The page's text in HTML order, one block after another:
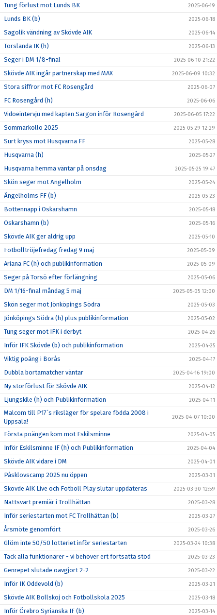
Tung förlust mot Lunds BK 2025-06-19
Lunds BK (b) 2025-06-18
Sagolik vändning av Skövde AIK 2025-06-14
Torslanda IK (h) 2025-06-13
Seger i DM 1/8-final 2025-06-10 21:22
Skövde AIK ingår partnerskap med MAX 2025-06-09 10:32
Stora siffror mot FC Rosengård 2025-06-07
FC Rosengård (h) 2025-06-06
Vidoeintervju med kapten Sargon inför Rosengård 2025-06-05 17:22
Sommarkollo 2025 2025-05-29 12:29
Surt kryss mot Husqvarna FF 2025-05-28
Husqvarna (h) 2025-05-27
Husqvarna hemma väntar på onsdag 2025-05-25 19:47
Skön seger mot Ängelholm 2025-05-24
Ängelholms FF (b) 2025-05-23
Bottennapp i Oskarshamn 2025-05-18
Oskarshamn (b) 2025-05-16
Skövde AIK ger aldrig upp 2025-05-10
Fotbolltröjefredag fredag 9 maj 2025-05-09
Ariana FC (h) och publikinformation 2025-05-09
Seger på Torsö efter förlängning 2025-05-06
DM 1/16-final måndag 5 maj 2025-05-05 12:00
Skön seger mot Jönköpings Södra 2025-05-03
Jönköpings Södra (h) plus publikinformation 2025-05-02
Tung seger mot IFK i derbyt 2025-04-26
Inför IFK Skövde (b) och publikinformation 2025-04-25
Viktig poäng i Borås 2025-04-17
Dubbla bortamatcher väntar 2025-04-16 19:00
Ny storförlust för Skövde AIK 2025-04-12
Ljungskile (h) och Publikinformation 2025-04-11
Malcom till P17´s riksläger för spelare födda 2008 i
Uppsala!
2025-04-07 10:00
Första poängen kom mot Eskilsminne 2025-04-05
Inför Eskilsminne IF (h) och Publikinformation 2025-04-04
Skövde AIK vidare i DM 2025-04-01
Påsklovscamp 2025 nu öppen 2025-03-31
Skövde AIK Live och Fotboll Play slutar uppdateras 2025-03-30 12:59
Nattsvart premiär i Trollhättan 2025-03-28
Inför seriestarten mot FC Trollhättan (b) 2025-03-27
Årsmöte genomfört 2025-03-26
Glöm inte 50/50 lotteriet inför seriestarten 2025-03-24 10:38
Tack alla funktionärer - vi behöver ert fortsatta stöd 2025-03-23
Genrepet slutade oavgjort 2-2 2025-03-22
Inför IK Oddevold (b) 2025-03-21
Skövde AIK Bollskoj och Fotbollskola 2025 2025-03-18
Inför Örebro Syrianska IF (b) 2025-03-14